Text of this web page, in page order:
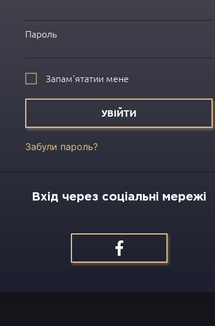
Пароль
Запам'ятатии мене
УВІЙТИ
Забули пароль?
Вхід через соціальні мережі